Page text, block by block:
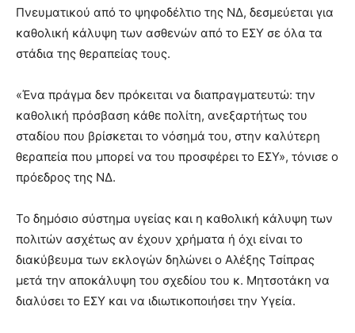
Πνευματικού από το ψηφοδέλτιο της ΝΔ, δεσμεύεται για
καθολική κάλυψη των ασθενών από το ΕΣΥ σε όλα τα
στάδια της θεραπείας τους.
«Ένα πράγμα δεν πρόκειται να διαπραγματευτώ: την
καθολική πρόσβαση κάθε πολίτη, ανεξαρτήτως του
σταδίου που βρίσκεται το νόσημά του, στην καλύτερη
θεραπεία που μπορεί να του προσφέρει το ΕΣΥ», τόνισε ο
πρόεδρος της ΝΔ.
Το δημόσιο σύστημα υγείας και η καθολική κάλυψη των
πολιτών ασχέτως αν έχουν χρήματα ή όχι είναι το
διακύβευμα των εκλογών δηλώνει ο Αλέξης Τσίπρας
μετά την αποκάλυψη του σχεδίου του κ. Μητσοτάκη να
διαλύσει το ΕΣΥ και να ιδιωτικοποιήσει την Υγεία.